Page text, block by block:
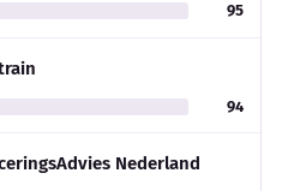
95
94
Nederland